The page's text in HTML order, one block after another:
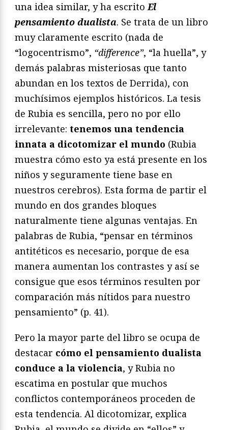
una idea similar, y ha escritoEl
pensamiento dualista. Se trata de un libro
muy claramente escrito (nada de
“logocentrismo”, “difference”, “la huella”, y
demás palabras misteriosas que tanto
abundan en los textos de Derrida), con
muchísimos ejemplos históricos. La tesis
de Rubia es sencilla, pero no por ello
irrelevante: tenemos una tendencia
innata a dicotomizar el mundo (Rubia
muestra cómo esto ya está presente en los
niños y seguramente tiene base en
nuestros cerebros). Esta forma de partir el
mundo en dos grandes bloques
naturalmente tiene algunas ventajas. En
palabras de Rubia, “pensar en términos
antitéticos es necesario, porque de esa
manera aumentan los contrastes y así se
consigue que esos términos resulten por
comparación más nítidos para nuestro
pensamiento” (p. 41).
Pero la mayor parte del libro se ocupa de
destacar cómo el pensamiento dualista
conduce a la violencia, y Rubia no
escatima en postular que muchos
conflictos contemporáneos proceden de
esta tendencia. Al dicotomizar, explica